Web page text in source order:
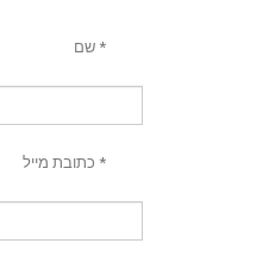
שם *
כתובת מייל *